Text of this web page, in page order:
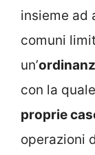
insieme ad
comuni
un’
con la
proprie
operazioni